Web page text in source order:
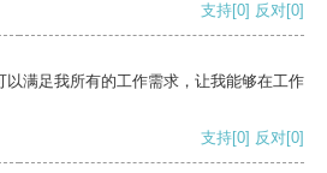
支持[0] 反对[0]
以满足我所有的工作需求，让我能够在工作
支持[0] 反对[0]